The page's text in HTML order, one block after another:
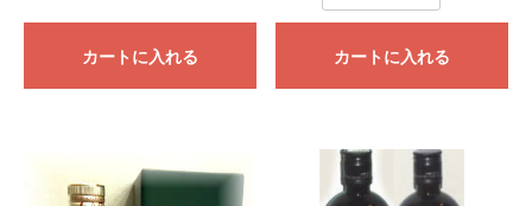
カートに入れる カートに入れる